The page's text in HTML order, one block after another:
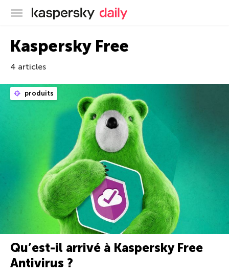
Blog officiel de Kaspersky
Kaspersky Free
4 articles
produits
Qu’est-il arrivé à Kaspersky Free
Antivirus ?